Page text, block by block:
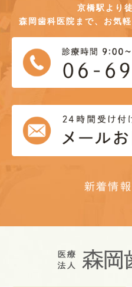
京橋駅より
森岡歯科医院まで、お気
新着情